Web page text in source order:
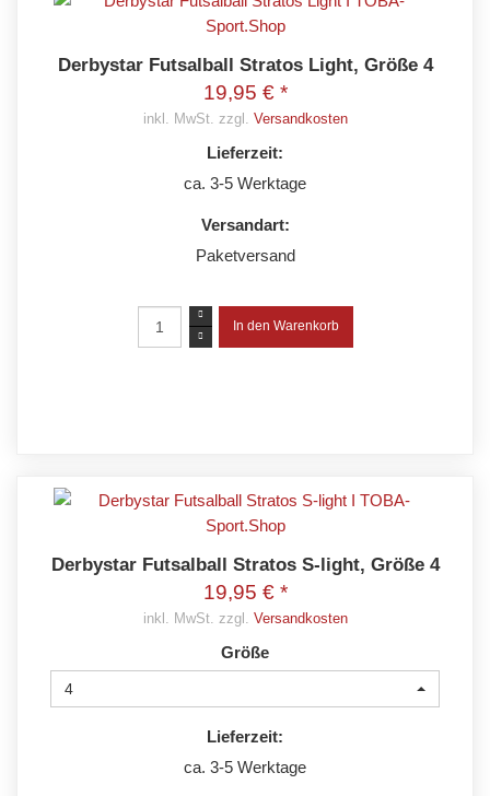
Derbystar Futsalball Stratos Light, Größe 4
19,95 € *
inkl. MwSt. zzgl. Versandkosten
Lieferzeit:
ca. 3-5 Werktage
Versandart:
Paketversand
Derbystar Futsalball Stratos S-light, Größe 4
19,95 € *
inkl. MwSt. zzgl. Versandkosten
Größe
4
Lieferzeit:
ca. 3-5 Werktage